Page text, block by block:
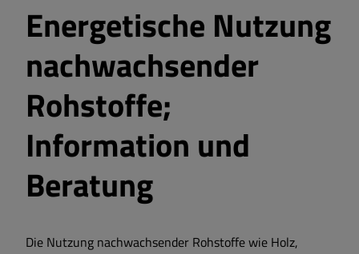
Energetische Nutzung
nachwachsender
Rohstoffe;
Information und
Beratung
Die Nutzung nachwachsender Rohstoffe wie Holz,